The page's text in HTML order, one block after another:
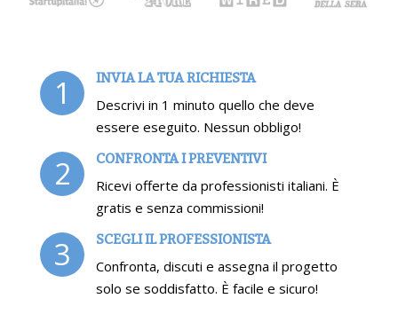
1 INVIA LA TUA RICHIESTA
Descrivi in 1 minuto quello che deve
essere eseguito. Nessun obbligo!
2 CONFRONTA I PREVENTIVI
Ricevi offerte da professionisti italiani. È
gratis e senza commissioni!
3 SCEGLI IL PROFESSIONISTA
Confronta, discuti e assegna il progetto
solo se soddisfatto. È facile e sicuro!